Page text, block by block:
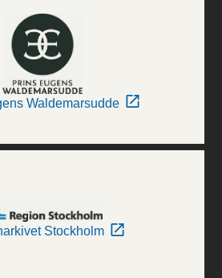
Waldemarsudde
Stockholm